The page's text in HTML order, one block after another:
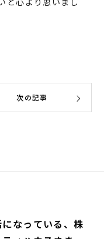
次の記事
なっている、株